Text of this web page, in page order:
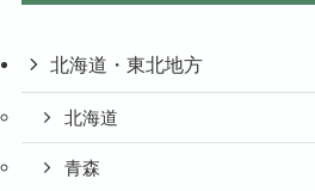
北海道・東北地方
北海道
青森